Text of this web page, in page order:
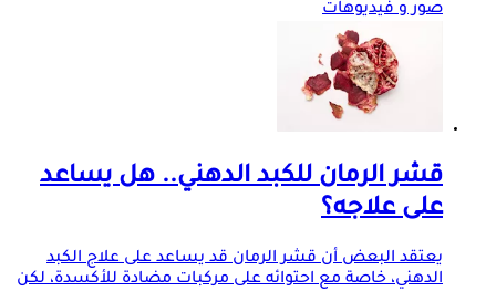
صور و فيديوهات
قشر الرمان للكبد الدهني.. هل يساعد
على علاجه؟
يعتقد البعض أن قشر الرمان قد يساعد على علاج الكبد
الدهني، خاصة مع احتوائه على مركبات مضادة للأكسدة، لكن